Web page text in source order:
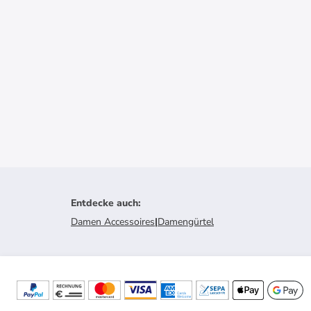
Entdecke auch:
Damen Accessoires|Damengürtel